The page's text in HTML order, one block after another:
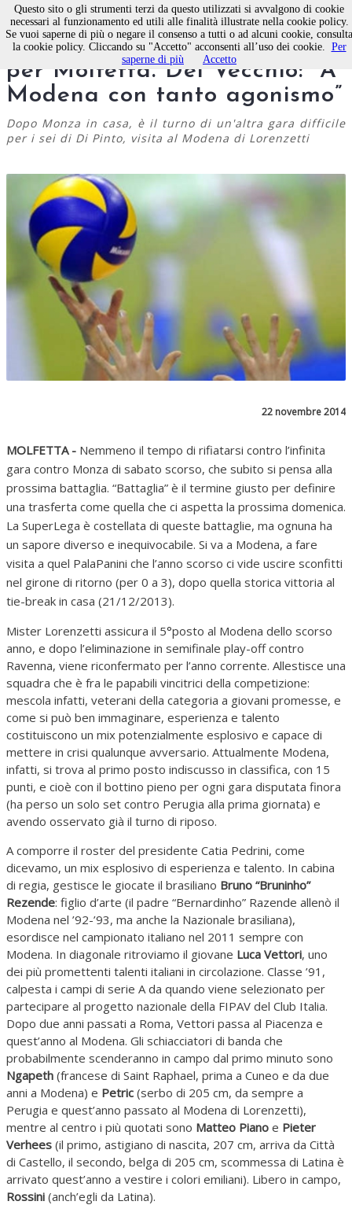
Pallavolo, trasferta insidiosa
per Molfetta. Del Vecchio: “A
Modena con tanto agonismo”
Dopo Monza in casa, è il turno di un'altra gara difficile
per i sei di Di Pinto, visita al Modena di Lorenzetti
22 novembre 2014
MOLFETTA - Nemmeno il tempo di rifiatarsi contro l’infinita
gara contro Monza di sabato scorso, che subito si pensa alla
prossima battaglia. “Battaglia” è il termine giusto per definire
una trasferta come quella che ci aspetta la prossima domenica.
La SuperLega è costellata di queste battaglie, ma ognuna ha
un sapore diverso e inequivocabile. Si va a Modena, a fare
visita a quel PalaPanini che l’anno scorso ci vide uscire sconfitti
nel girone di ritorno (per 0 a 3), dopo quella storica vittoria al
tie-break in casa (21/12/2013).
Mister Lorenzetti assicura il 5°posto al Modena dello scorso
anno, e dopo l’eliminazione in semifinale play-off contro
Ravenna, viene riconfermato per l’anno corrente. Allestisce una
squadra che è fra le papabili vincitrici della competizione:
mescola infatti, veterani della categoria a giovani promesse, e
come si può ben immaginare, esperienza e talento
costituiscono un mix potenzialmente esplosivo e capace di
mettere in crisi qualunque avversario. Attualmente Modena,
infatti, si trova al primo posto indiscusso in classifica, con 15
punti, e cioè con il bottino pieno per ogni gara disputata finora
(ha perso un solo set contro Perugia alla prima giornata) e
avendo osservato già il turno di riposo.
A comporre il roster del presidente Catia Pedrini, come
dicevamo, un mix esplosivo di esperienza e talento. In cabina
di regia, gestisce le giocate il brasiliano Bruno “Bruninho”
Rezende: figlio d’arte (il padre “Bernardinho” Razende allenò il
Modena nel ’92-’93, ma anche la Nazionale brasiliana),
esordisce nel campionato italiano nel 2011 sempre con
Modena. In diagonale ritroviamo il giovane Luca Vettori, uno
dei più promettenti talenti italiani in circolazione. Classe ’91,
calpesta i campi di serie A da quando viene selezionato per
partecipare al progetto nazionale della FIPAV del Club Italia.
Dopo due anni passati a Roma, Vettori passa al Piacenza e
quest’anno al Modena. Gli schiacciatori di banda che
probabilmente scenderanno in campo dal primo minuto sono
Ngapeth (francese di Saint Raphael, prima a Cuneo e da due
anni a Modena) e Petric (serbo di 205 cm, da sempre a
Perugia e quest’anno passato al Modena di Lorenzetti),
mentre al centro i più quotati sono Matteo Piano e Pieter
Verhees (il primo, astigiano di nascita, 207 cm, arriva da Città
di Castello, il secondo, belga di 205 cm, scommessa di Latina è
arrivato quest’anno a vestire i colori emiliani). Libero in campo,
Rossini (anch’egli da Latina).
Questo sito o gli strumenti terzi da questo utilizzati si avvalgono di cookie
necessari al funzionamento ed utili alle finalità illustrate nella cookie policy.
Se vuoi saperne di più o negare il consenso a tutti o ad alcuni cookie, consulta
la cookie policy. Cliccando su "Accetto" acconsenti all’uso dei cookie. Per
saperne di più
Accetto